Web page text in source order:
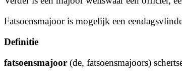
Fatsoensmajoor is mogelijk een
Definitie
fatsoensmajoor (de, fatsoensmajoors)